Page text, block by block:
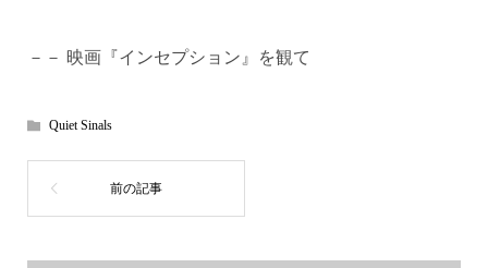
－－ 映画『インセプション』を観て
Quiet Sinals